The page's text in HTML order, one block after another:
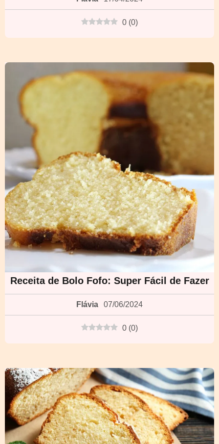
0 (0)
Receita de Bolo Fofo: Super Fácil de Fazer
Flávia 07/06/2024
0 (0)